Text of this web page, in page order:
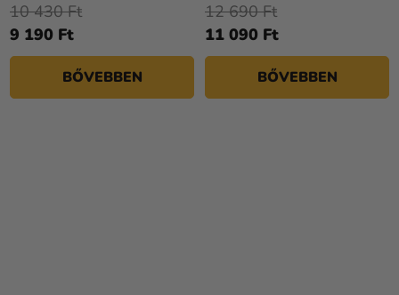
9 190 Ft
10 430 Ft
BŐVEBBEN
11 090 Ft
12 690 Ft
BŐVEBBEN